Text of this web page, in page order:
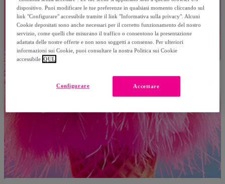
dispositivo. Puoi modificare le tue preferenze in qualsiasi momento cliccando sul
link "Configurare" accessibile tramite il link "Informativa sulla privacy". Alcuni
Cookie depositati sono anche necessari per il corretto funzionamento del nostro
servizio, come quelli che misurano il traffico o consentono la presentazione
adattata delle nostre offerte e non sono soggetti a consenso. Per ulteriori
informazioni sui Cookie, puoi consultare la nostra Politica sui Cookie
accessibile QUI.
Accettare
Configurare